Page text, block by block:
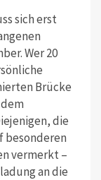
sich erst
Wer 20
Brücke
die
besonderen
vermerkt –
an die